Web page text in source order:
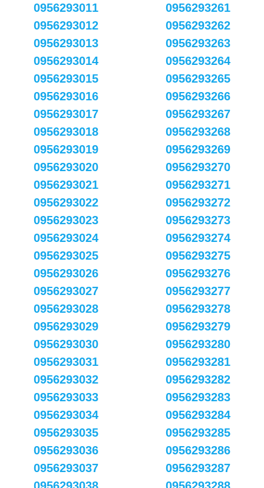
0956293011
0956293012
0956293013
0956293014
0956293015
0956293016
0956293017
0956293018
0956293019
0956293020
0956293021
0956293022
0956293023
0956293024
0956293025
0956293026
0956293027
0956293028
0956293029
0956293030
0956293031
0956293032
0956293033
0956293034
0956293035
0956293036
0956293037
0956293261
0956293262
0956293263
0956293264
0956293265
0956293266
0956293267
0956293268
0956293269
0956293270
0956293271
0956293272
0956293273
0956293274
0956293275
0956293276
0956293277
0956293278
0956293279
0956293280
0956293281
0956293282
0956293283
0956293284
0956293285
0956293286
0956293287